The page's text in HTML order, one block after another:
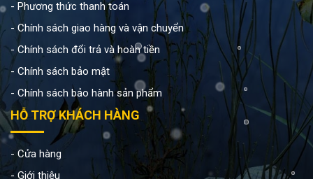
Phương thức thanh toán
Chính sách giao hàng và vận chuyển
Chính sách đổi trả và hoàn tiền
Chính sách bảo mật
Chính sách bảo hành sản phẩm
HỖ TRỢ KHÁCH HÀNG
Cửa hàng
Giới thiệu